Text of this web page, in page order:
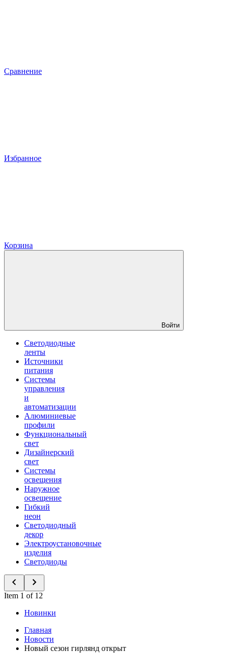
Сравнение
Избранное
Корзина
Войти
Светодиодные
ленты
Источники
питания
Системы
управления
и
автоматизации
Алюминиевые
профили
Функциональный
свет
Дизайнерский
свет
Системы
освещения
Наружное
освещение
Гибкий
неон
Светодиодный
декор
Электроустановочные
изделия
Светодиоды
Item 1 of 12
Новинки
Главная
Новости
Новый сезон гирлянд открыт